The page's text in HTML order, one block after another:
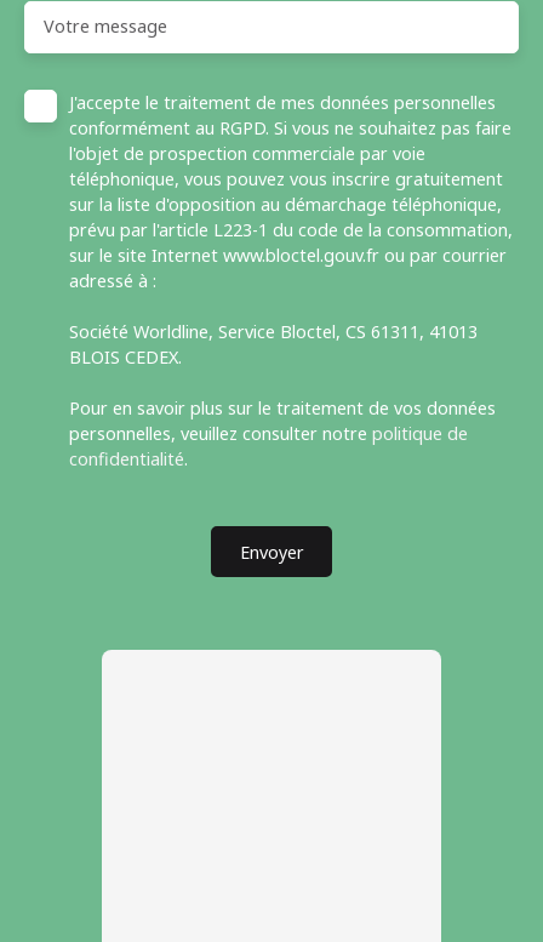
Votre message
J'accepte le traitement de mes données personnelles
conformément au RGPD. Si vous ne souhaitez pas faire
l'objet de prospection commerciale par voie
téléphonique, vous pouvez vous inscrire gratuitement
sur la liste d'opposition au démarchage téléphonique,
prévu par l'article L223-1 du code de la consommation,
sur le site Internet www.bloctel.gouv.fr ou par courrier
adressé à :
Société Worldline, Service Bloctel, CS 61311, 41013
BLOIS CEDEX.
Pour en savoir plus sur le traitement de vos données
personnelles, veuillez consulter notre politique de
confidentialité.
Envoyer